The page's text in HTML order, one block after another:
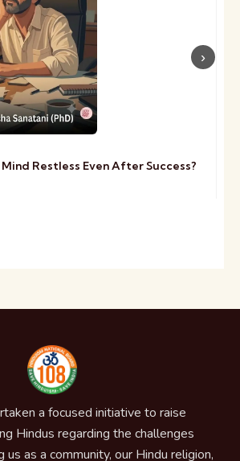
Restless Even After Success?
a focused initiative to raise
Hindus regarding the challenges
as a community, our Hindu religion,